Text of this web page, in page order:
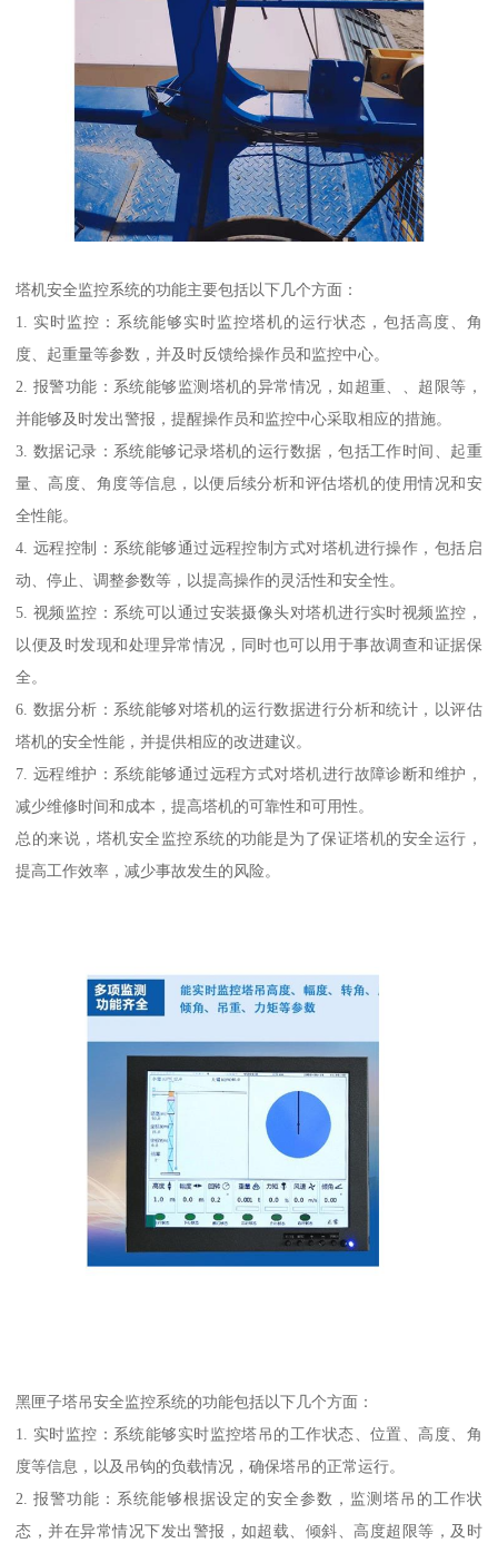
塔机安全监控系统的功能主要包括以下几个方面：
1. 实时监控：系统能够实时监控塔机的运行状态，包括高度、角
度、起重量等参数，并及时反馈给操作员和监控中心。
2. 报警功能：系统能够监测塔机的异常情况，如超重、、超限等，
并能够及时发出警报，提醒操作员和监控中心采取相应的措施。
3. 数据记录：系统能够记录塔机的运行数据，包括工作时间、起重
量、高度、角度等信息，以便后续分析和评估塔机的使用情况和安
全性能。
4. 远程控制：系统能够通过远程控制方式对塔机进行操作，包括启
动、停止、调整参数等，以提高操作的灵活性和安全性。
5. 视频监控：系统可以通过安装摄像头对塔机进行实时视频监控，
以便及时发现和处理异常情况，同时也可以用于事故调查和证据保
全。
6. 数据分析：系统能够对塔机的运行数据进行分析和统计，以评估
塔机的安全性能，并提供相应的改进建议。
7. 远程维护：系统能够通过远程方式对塔机进行故障诊断和维护，
减少维修时间和成本，提高塔机的可靠性和可用性。
总的来说，塔机安全监控系统的功能是为了保证塔机的安全运行，
提高工作效率，减少事故发生的风险。
黑匣子塔吊安全监控系统的功能包括以下几个方面：
1. 实时监控：系统能够实时监控塔吊的工作状态、位置、高度、角
度等信息，以及吊钩的负载情况，确保塔吊的正常运行。
2. 报警功能：系统能够根据设定的安全参数，监测塔吊的工作状
态，并在异常情况下发出警报，如超载、倾斜、高度超限等，及时